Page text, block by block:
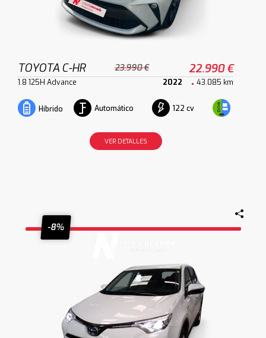
TOYOTA C-HR 23.990 € 22.990 €
1.8 125H Advance 2022 43.085 km
Híbrido Automático 122 cv
VER DETALLES
-8%